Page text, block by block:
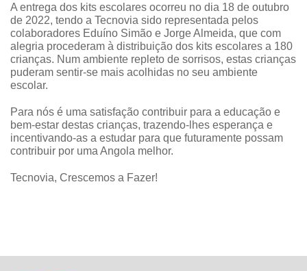
A entrega dos kits escolares ocorreu no dia 18 de outubro
de 2022, tendo a Tecnovia sido representada pelos
colaboradores Eduíno Simão e Jorge Almeida, que com
alegria procederam à distribuição dos kits escolares a 180
crianças. Num ambiente repleto de sorrisos, estas crianças
puderam sentir-se mais acolhidas no seu ambiente
escolar.
Para nós é uma satisfação contribuir para a educação e
bem-estar destas crianças, trazendo-lhes esperança e
incentivando-as a estudar para que futuramente possam
contribuir por uma Angola melhor.
Tecnovia, Crescemos a Fazer!